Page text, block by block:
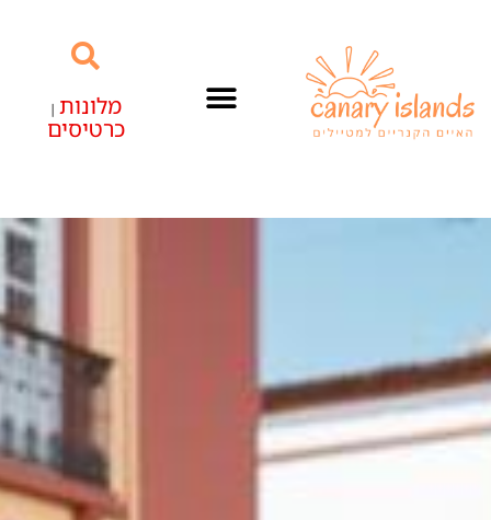
מלונות|
כרטיסים